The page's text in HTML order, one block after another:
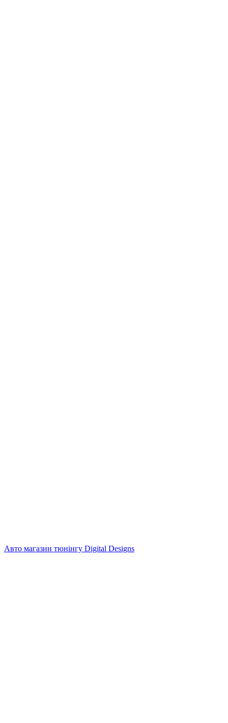
Авто магазин тюнінгу Digital Designs